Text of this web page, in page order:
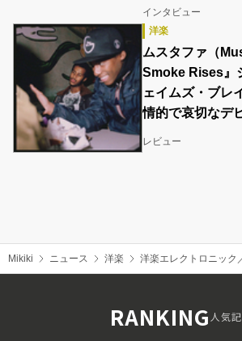
インタビュー
洋楽
ムスタファ（
Smoke Rises』
ェイムズ・ブレ
情的で哀切なデ
レビュー
Mikiki ニュース 洋楽 洋楽エレクトロニック
RANKING人気